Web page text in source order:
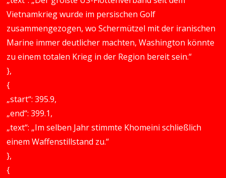
Vietnamkrieg wurde im persischen Golf
zusammengezogen, wo Schermützel mit der iranischen
Marine immer deutlicher machten, Washington könnte
zu einem totalen Krieg in der Region bereit sein.“
},
{
„start“: 395.9,
„end“: 399.1,
„text“: „Im selben Jahr stimmte Khomeini schließlich
einem Waffenstillstand zu.“
},
{